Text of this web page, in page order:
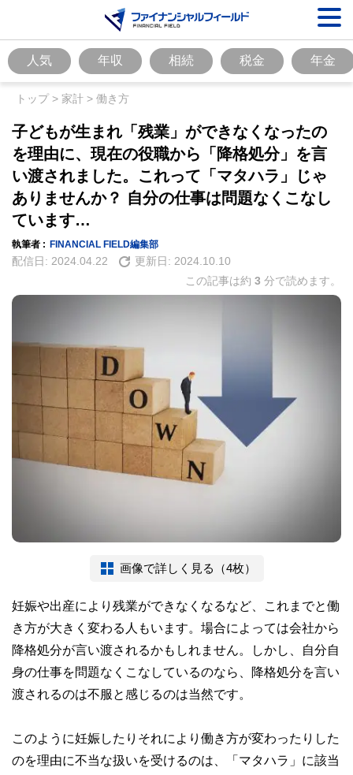
人気 年収 相続 税金 年金
トップ> 家計 > 働き方
子どもが生まれ「残業」ができなくなったの
を理由に、現在の役職から「降格処分」を言
い渡されました。これって「マタハラ」じゃ
ありませんか？ 自分の仕事は問題なくこなし
ています…
執筆者 : FINANCIAL FIELD編集部
配信日: 2024.04.22 更新日: 2024.10.10
この記事は約 3 分で読めます。
画像で詳しく見る（4枚）
妊娠や出産により残業ができなくなるなど、これまでと働
き方が大きく変わる人もいます。場合によっては会社から
降格処分が言い渡されるかもしれません。しかし、自分自
身の仕事を問題なくこなしているのなら、降格処分を言い
渡されるのは不服と感じるのは当然です。
このように妊娠したりそれにより働き方が変わったりした
のを理由に不当な扱いを受けるのは、「マタハラ」に該当